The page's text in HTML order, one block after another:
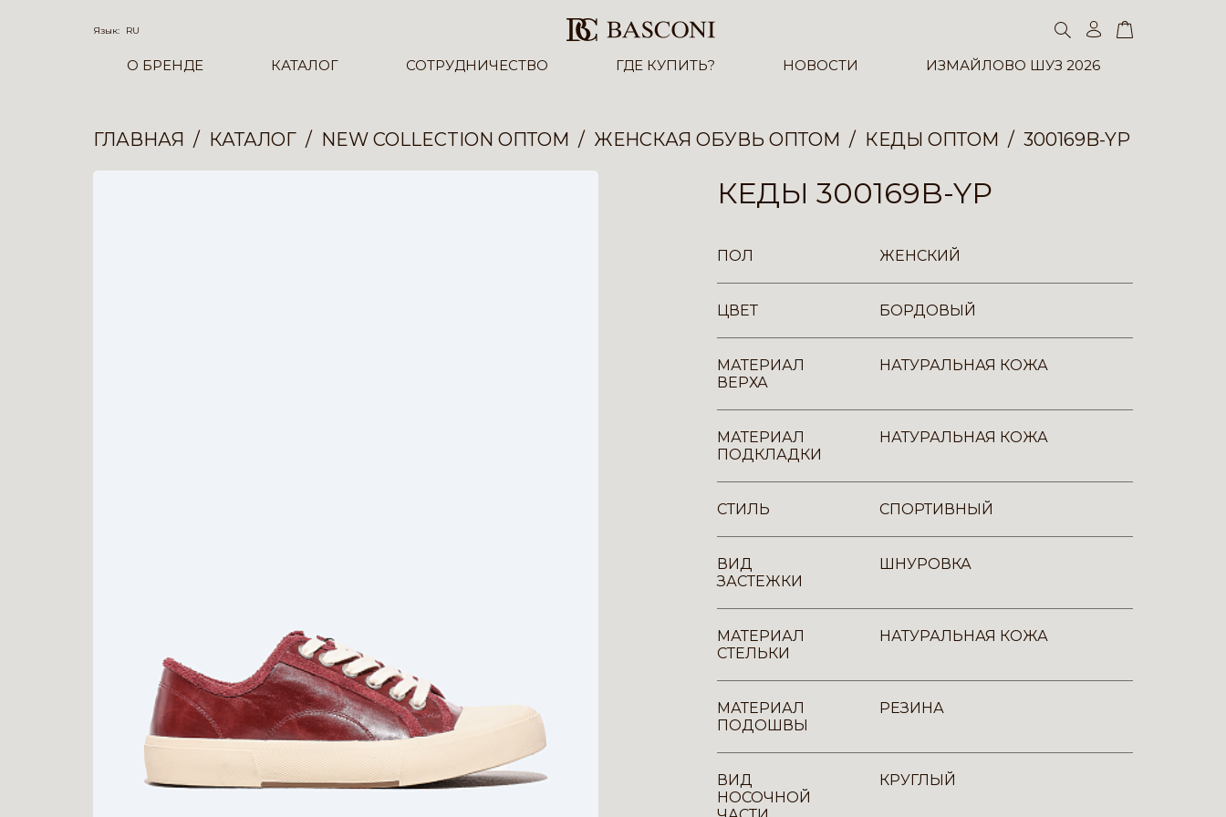
Язык: RU
О БРЕНДЕ КАТАЛОГ СОТРУДНИЧЕСТВО ГДЕ КУПИТЬ? НОВОСТИ ИЗМАЙЛОВО ШУЗ 2026
ГЛАВНАЯ КАТАЛОГ NEW COLLECTION ОПТОМ ЖЕНСКАЯ ОБУВЬ ОПТОМ КЕДЫ ОПТОМ 300169B-YP
КЕДЫ 300169B-YP
ПОЛ ЖЕНСКИЙ
ЦВЕТ БОРДОВЫЙ
МАТЕРИАЛ
ВЕРХА
НАТУРАЛЬНАЯ КОЖА
МАТЕРИАЛ
ПОДКЛАДКИ
НАТУРАЛЬНАЯ КОЖА
СТИЛЬ СПОРТИВНЫЙ
ВИД
ЗАСТЕЖКИ
ШНУРОВКА
МАТЕРИАЛ
СТЕЛЬКИ
НАТУРАЛЬНАЯ КОЖА
МАТЕРИАЛ
ПОДОШВЫ
РЕЗИНА
ВИД
НОСОЧНОЙ
КРУГЛЫЙ